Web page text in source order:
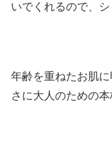
いでくれるので、
年齢を重ねたお肌
さに大人のための